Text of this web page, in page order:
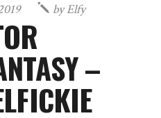
byElfy
–